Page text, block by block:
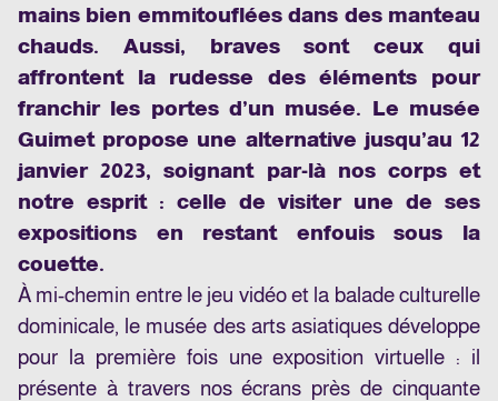
mains bien emmitouflées dans des manteau
chauds. Aussi, braves sont ceux qui
affrontent la rudesse des éléments pour
franchir les portes d’un musée. Le musée
Guimet propose une alternative jusqu’au 12
janvier 2023, soignant par-là nos corps et
notre esprit : celle de visiter une de ses
expositions en restant enfouis sous la
couette.
À mi-chemin entre le jeu vidéo et la balade culturelle
dominicale, le musée des arts asiatiques développe
pour la première fois une exposition virtuelle : il
présente à travers nos écrans près de cinquante